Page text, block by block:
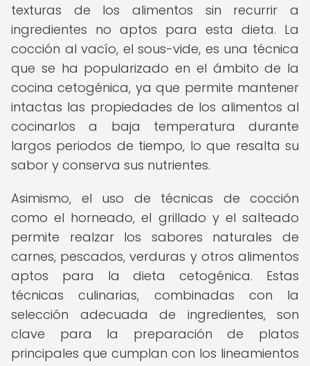
texturas de los alimentos sin recurrir a
ingredientes no aptos para esta dieta. La
cocción al vacío, el sous-vide, es una técnica
que se ha popularizado en el ámbito de la
cocina cetogénica, ya que permite mantener
intactas las propiedades de los alimentos al
cocinarlos a baja temperatura durante
largos periodos de tiempo, lo que resalta su
sabor y conserva sus nutrientes.
Asimismo, el uso de técnicas de cocción
como el horneado, el grillado y el salteado
permite realzar los sabores naturales de
carnes, pescados, verduras y otros alimentos
aptos para la dieta cetogénica. Estas
técnicas culinarias, combinadas con la
selección adecuada de ingredientes, son
clave para la preparación de platos
principales que cumplan con los lineamientos